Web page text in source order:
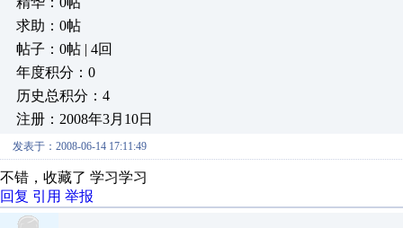
求助：0帖
帖子：0帖 | 4回
年度积分：0
历史总积分：4
注册：2008年3月10日
发表于：2008-06-14 17:11:49
不错，收藏了 学习学习
回复 引用 举报